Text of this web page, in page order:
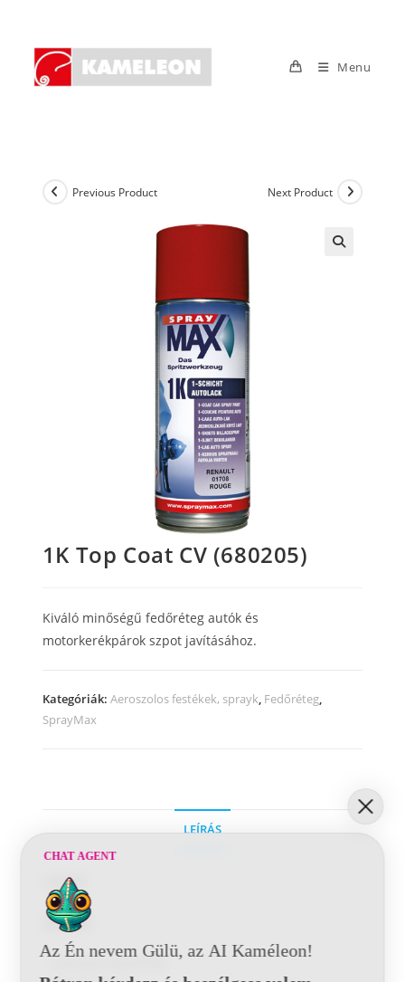
content
Menu
Previous Product Next Product
1K Top Coat CV (680205)
Kiváló minőségű fedőréteg autók és
motorkerékpárok szpot javításához.
Kategóriák: Aeroszolos festékek, sprayk Fedőréteg,
SprayMax
LEÍRÁS
Leírás
Előnyök
–Könnyen kezelhető
CHAT AGENT
Az Én nevem Gülü, az AI Kaméleon!